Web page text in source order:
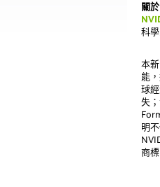
關
科
本
能
球
失
明
商